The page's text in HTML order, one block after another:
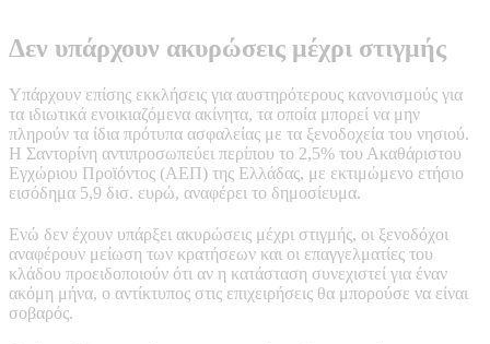
Δεν υπάρχουν ακυρώσεις μέχρι στιγμής
Υπάρχουν επίσης εκκλήσεις για αυστηρότερους κανονισμούς για
τα ιδιωτικά ενοικιαζόμενα ακίνητα, τα οποία μπορεί να μην
πληρούν τα ίδια πρότυπα ασφαλείας με τα ξενοδοχεία του νησιού.
Η Σαντορίνη αντιπροσωπεύει περίπου το 2,5% του Ακαθάριστου
Εγχώριου Προϊόντος (ΑΕΠ) της Ελλάδας, με εκτιμώμενο ετήσιο
εισόδημα 5,9 δισ. ευρώ, αναφέρει το δημοσίευμα.
Ενώ δεν έχουν υπάρξει ακυρώσεις μέχρι στιγμής, οι ξενοδόχοι
αναφέρουν μείωση των κρατήσεων και οι επαγγελματίες του
κλάδου προειδοποιούν ότι αν η κατάσταση συνεχιστεί για έναν
ακόμη μήνα, ο αντίκτυπος στις επιχειρήσεις θα μπορούσε να είναι
σοβαρός.